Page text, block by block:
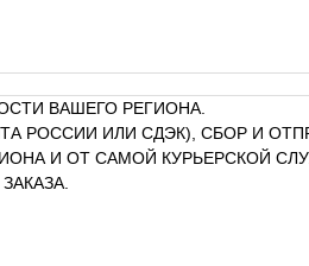
ВАШЕГО РЕГИОНА.
РОССИИ ИЛИ СДЭК), СБОР И
И ОТ САМОЙ КУРЬЕРСКОЙ